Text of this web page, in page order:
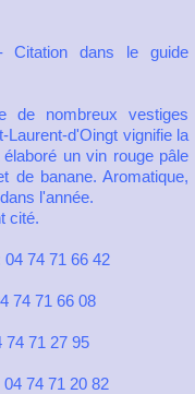
Citation dans le guide
de nombreux vestiges
Laurent-d'Oingt vignifie la
un vin rouge pâle
de banane. Aromatique,
l'année.
cité.
74 71 66 42
74 71 66 08
74 71 27 95
74 71 20 82